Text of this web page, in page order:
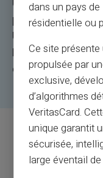
pagamenti tra
Un IBAN
IBAN è ora
carte prepagate
Qual è lo
fornito
dans un pays
résidentielle ou
Ce site
propulsée par
exclusive,
d’algorithmes
VeritasCard.
unique garantit
sécurisée,
large éventail